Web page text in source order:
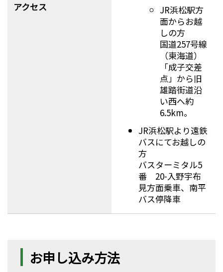
アクセス
JR浜松駅方
面からお越
しの方
国道257号線
（東海道）
「成子交差
点」から旧
雄踏街道沿
い西へ約
6.5km。
JR浜松駅より遠鉄
バスにてお越しの
方
バスターミタル5
番 20-入野宇布
見方面乗車、南平
バス停降車
お申し込み方法